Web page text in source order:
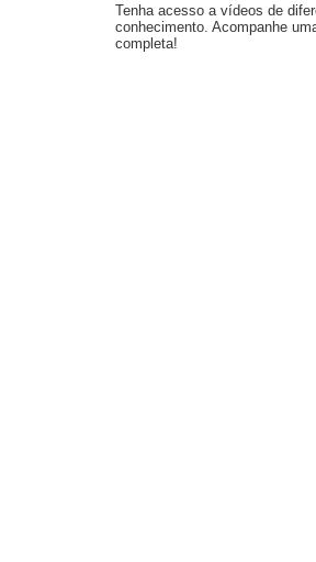
Tenha acesso a vídeos de
conhecimento. Acompanhe
completa!